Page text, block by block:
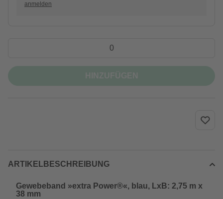
anmelden
ARTIKELBESCHREIBUNG
Gewebeband »extra Power®«, blau, LxB: 2,75 m x
38 mm